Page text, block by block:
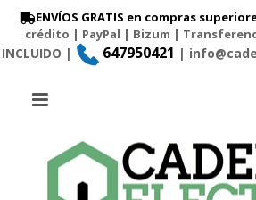
ENVÍOS GRATIS en compras
crédito | PayPal | Bizum |
INCLUIDO |
647950421 |
Menú